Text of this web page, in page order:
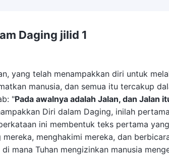
Daging jilid 1
yang telah menampakkan diri untuk
manusia, dan semua itu tercakup
"Pada awalnya adalah Jalan, dan Jalan
Diri dalam Daging, inilah
ini membentuk teks pertama
menghakimi mereka, dan
mana Tuhan mengizinkan manusia